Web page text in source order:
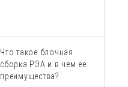
Что такое блочная
сборка РЭА и в чем ее
преимущества?